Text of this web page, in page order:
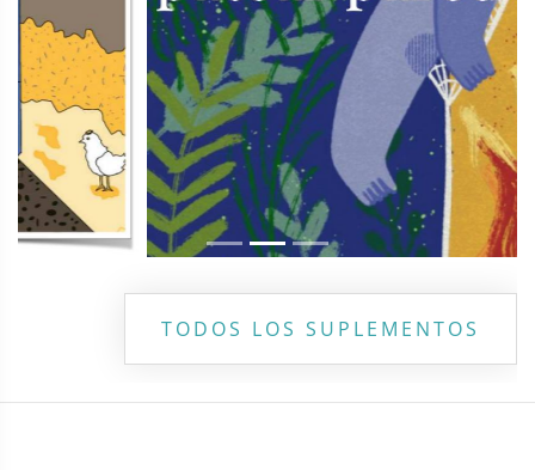
TODOS LOS SUPLEMENTOS